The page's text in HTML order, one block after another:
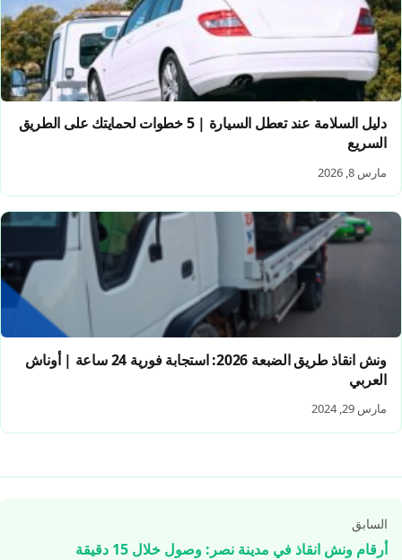
دليل السلامة عند تعطل السيارة | 5 خطوات لحمايتك على الطريق
السريع
مارس 8, 2026
ونش انقاذ طريق الضبعة 2026: استجابة فورية 24 ساعة | أوناش
العربي
مارس 29, 2024
تصفّح
المقالات
السابق
أرقام ونش انقاذ في مدينة نصر: وصول خلال 15 دقيقة